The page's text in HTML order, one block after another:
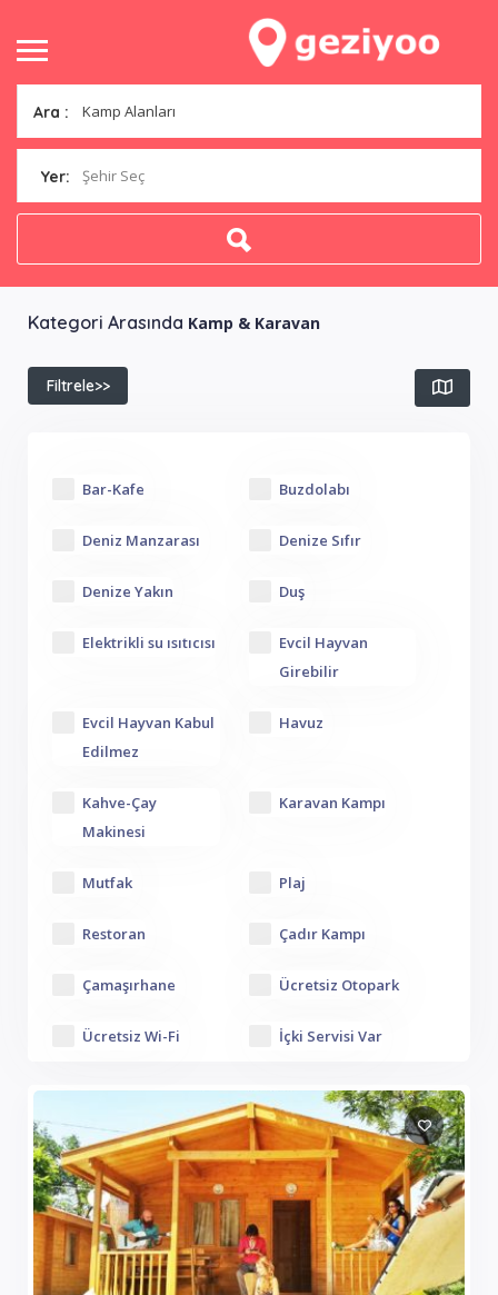
Ara :
Yer: Şehir Seç
Kategori Arasında Kamp & Karavan
Filtrele>>
Bar-Kafe Buzdolabı
Deniz Manzarası Denize Sıfır
Denize Yakın Duş
Elektrikli su ısıtıcısı
Evcil Hayvan
Girebilir
Evcil Hayvan Kabul
Edilmez
Havuz
Kahve-Çay
Makinesi
Karavan Kampı
Mutfak Plaj
Restoran Çadır Kampı
Çamaşırhane Ücretsiz Otopark
Ücretsiz Wi-Fi İçki Servisi Var